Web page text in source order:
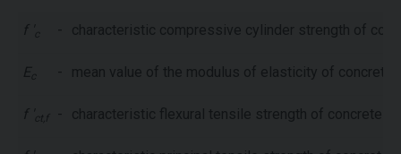
f ' - characteristic compressive cylinder strength of
E - mean value of the modulus of elasticity of concrete
f ' ct,f - characteristic flexural tensile strength of concrete